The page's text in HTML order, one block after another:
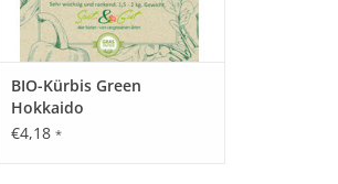
BIO-Kürbis Green
Hokkaido
€4,18 *